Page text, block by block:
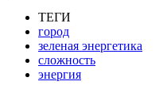
ТЕГИ
город
зеленая энергетика
сложность
энергия